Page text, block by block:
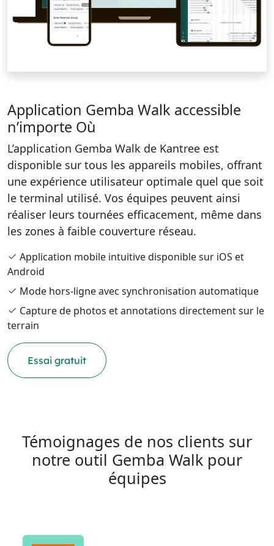
Application Gemba Walk accessible
n’importe Où
L’application Gemba Walk de Kantree est
disponible sur tous les appareils mobiles, offrant
une expérience utilisateur optimale quel que soit
le terminal utilisé. Vos équipes peuvent ainsi
réaliser leurs tournées efficacement, même dans
les zones à faible couverture réseau.
Application mobile intuitive disponible sur iOS et
Android
Mode hors-ligne avec synchronisation automatique
Capture de photos et annotations directement sur le
terrain
Essai gratuit
Témoignages de nos clients sur
notre outil Gemba Walk pour
équipes